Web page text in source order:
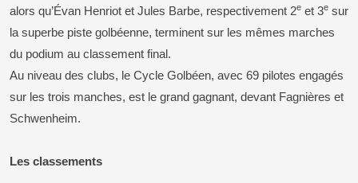
alors qu’Évan Henriot et Jules Barbe, respectivement 2e et 3e sur
la superbe piste golbéenne, terminent sur les mêmes marches
du podium au classement final.
Au niveau des clubs, le Cycle Golbéen, avec 69 pilotes engagés
sur les trois manches, est le grand gagnant, devant Fagnières et
Schwenheim.
Les classements